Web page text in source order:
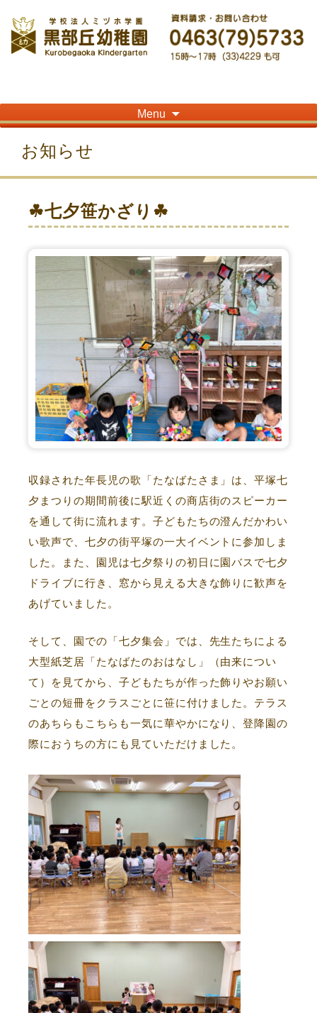
神奈川県平塚市の「学校法人ミヅホ学園黒部丘幼稚園」です！高麗山が見える閑静
な住宅街にある静かな環境で幼児教育を行っています
Menu
to
content
お知らせ
☘七夕笹かざり☘
収録された年長児の歌「たなばたさま」は、平塚七
夕まつりの期間前後に駅近くの商店街のスピーカー
を通して街に流れます。子どもたちの澄んだかわい
い歌声で、七夕の街平塚の一大イベントに参加しま
した。また、園児は七夕祭りの初日に園バスで七夕
ドライブに行き、窓から見える大きな飾りに歓声を
あげていました。
そして、園での「七夕集会」では、先生たちによる
大型紙芝居「たなばたのおはなし」（由来につい
て）を見てから、子どもたちが作った飾りやお願い
ごとの短冊をクラスごとに笹に付けました。テラス
のあちらもこちらも一気に華やかになり、登降園の
際におうちの方にも見ていただけました。